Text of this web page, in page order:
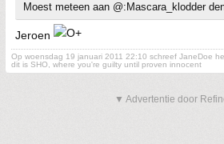
Moest meteen aan @:Mascara_klodder
Jeroen
Op woensdag 19 januari 2011 22:10 schreef JaneDoe
dit is SHO, where you're guilty until proven innocent
▼ Advertentie door